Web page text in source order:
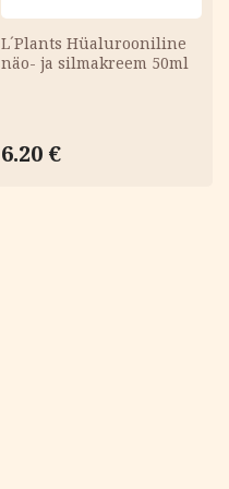
L´Plants Hüalurooniline
näo- ja silmakreem 50ml
6.20 €